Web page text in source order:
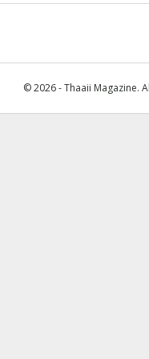
© 2026 - Thaaii Magazine.